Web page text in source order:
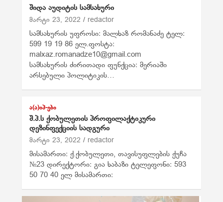
შიდა აუდიტის სამსახური
მარტი 23, 2022 redactor
სამსახურის უფროსი: მალხაზ რომანაძე ტელ:
599 19 19 86 ელ.ფოსტა:
malxaz.romanadze10@gmail.com
სამსახურის ძირითადი ფუნქცია: მერიაში
არსებული პოლიტიკის…
Ა(Ა)ᲘᲞ-ᲔᲑᲘ
შ.პ.ს ქობულეთის პროფილაქტიკური
დეზინფექციის სადგური
მარტი 23, 2022 redactor
მისამართი: ქ.ქობულეთი, თავისუფლების ქუჩა
№23 დირექტორი: გია ხაბაზი ტელეფონი: 593
50 70 40 ელ მისამართი: